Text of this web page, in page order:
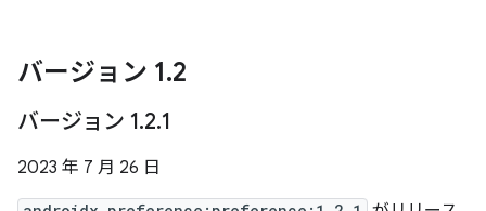
バージョン 1.2
バージョン 1.2.1
2023 年 7 月 26 日